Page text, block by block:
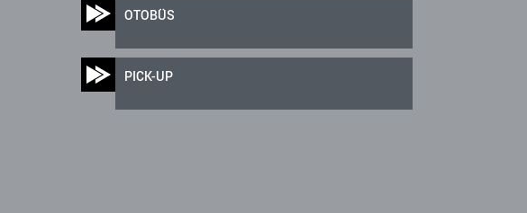
OTOBÜS
PICK-UP